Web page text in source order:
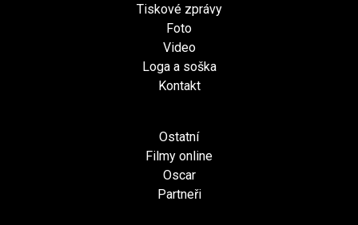
Tiskové zprávy
Foto
Video
Loga a soška
Kontakt
Ostatní
Filmy online
Oscar
Partneři